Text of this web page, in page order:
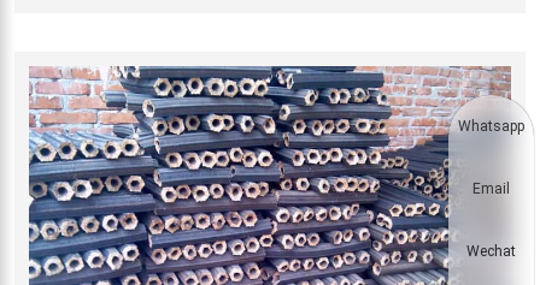
Whatsapp
Email
Wechat